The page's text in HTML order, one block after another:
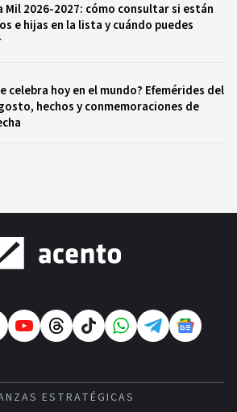
Mil 2026-2027: cómo consultar si están
e hijas en la lista y cuándo puedes
celebra hoy en el mundo? Efemérides del
hechos y conmemoraciones de
ESTRATÉGICAS